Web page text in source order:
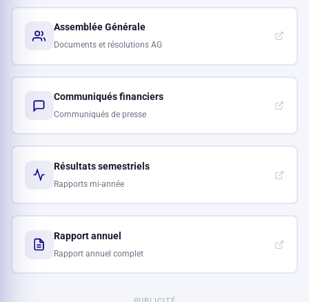
Assemblée Générale
Documents et résolutions AG
Communiqués financiers
Communiqués de presse
Résultats semestriels
Rapports mi-année
Rapport annuel
Rapport annuel complet